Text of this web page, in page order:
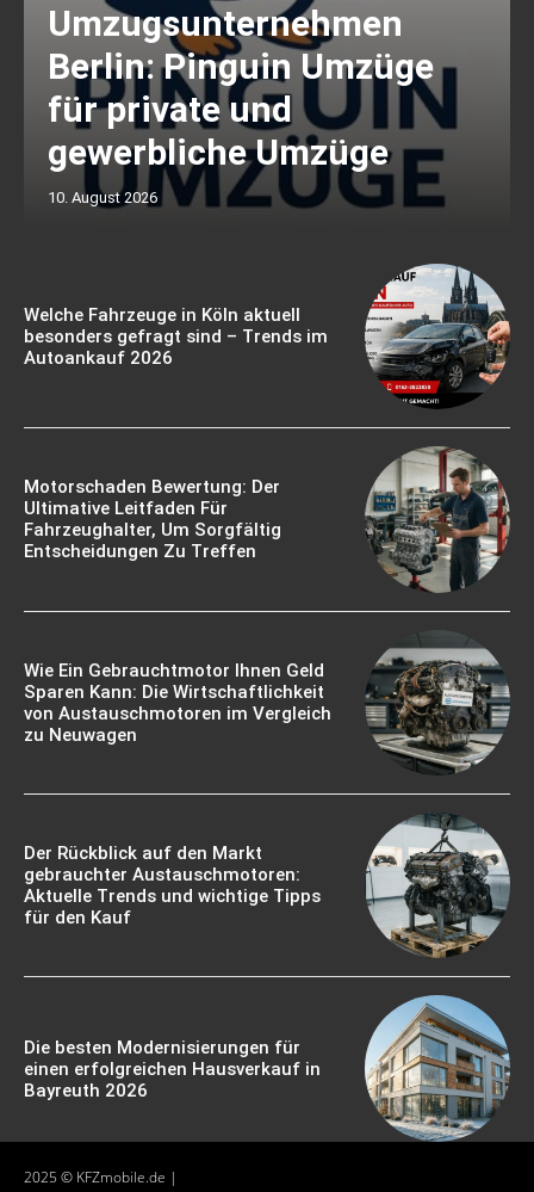
Umzugsunternehmen
Berlin: Pinguin Umzüge
für private und
gewerbliche Umzüge
10. August 2026
Welche Fahrzeuge in Köln aktuell
besonders gefragt sind – Trends im
Autoankauf 2026
Motorschaden Bewertung: Der
Ultimative Leitfaden Für
Fahrzeughalter, Um Sorgfältig
Entscheidungen Zu Treffen
Wie Ein Gebrauchtmotor Ihnen Geld
Sparen Kann: Die Wirtschaftlichkeit
von Austauschmotoren im Vergleich
zu Neuwagen
Der Rückblick auf den Markt
gebrauchter Austauschmotoren:
Aktuelle Trends und wichtige Tipps
für den Kauf
Die besten Modernisierungen für
einen erfolgreichen Hausverkauf in
Bayreuth 2026
2025 © KFZmobile.de |